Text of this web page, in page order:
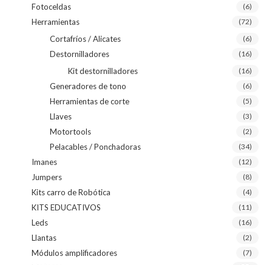
Fotoceldas (6)
Herramientas (72)
Cortafríos / Alicates (6)
Destornilladores (16)
Kit destornilladores (16)
Generadores de tono (6)
Herramientas de corte (5)
Llaves (3)
Motortools (2)
Pelacables / Ponchadoras (34)
Imanes (12)
Jumpers (8)
Kits carro de Robótica (4)
KITS EDUCATIVOS (11)
Leds (16)
Llantas (2)
Módulos amplificadores (7)